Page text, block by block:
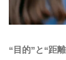
“目的”と“距